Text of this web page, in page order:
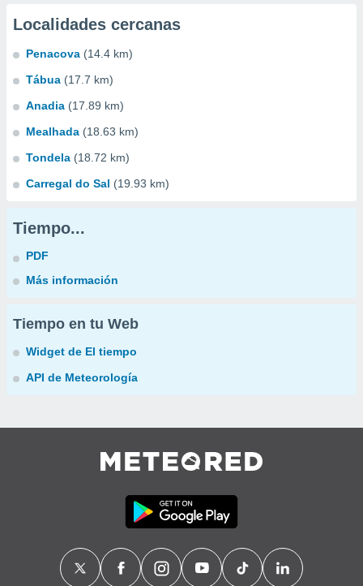
Localidades cercanas
Penacova (14.4 km)
Tábua (17.7 km)
Anadia (17.89 km)
Mealhada (18.63 km)
Tondela (18.72 km)
Carregal do Sal (19.93 km)
Tiempo...
PDF
Más información
Tiempo en tu Web
Widget de El tiempo
API de Meteorología